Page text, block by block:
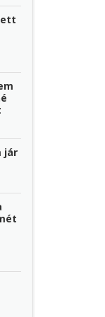
jár